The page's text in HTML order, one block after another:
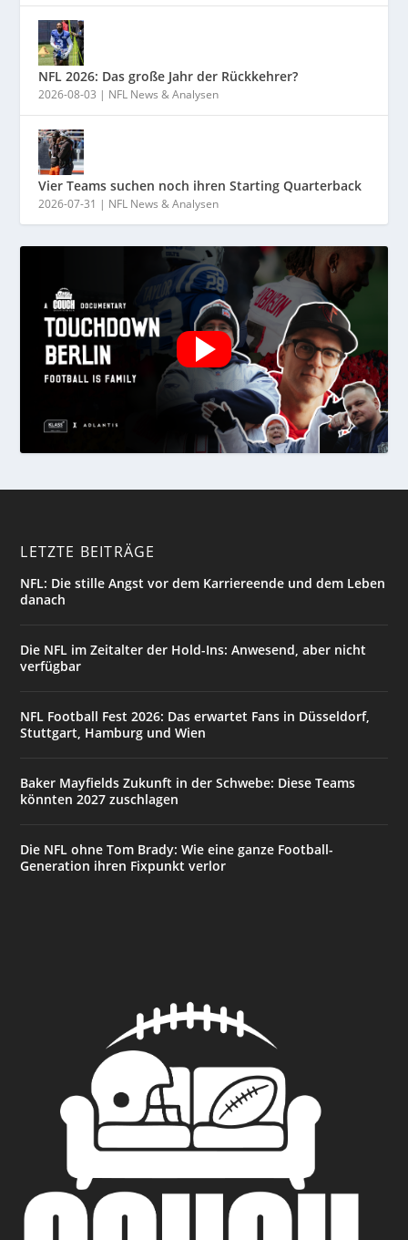
NFL 2026: Das große Jahr der Rückkehrer?
2026-08-03 | NFL News & Analysen
Vier Teams suchen noch ihren Starting Quarterback
2026-07-31 | NFL News & Analysen
LETZTE BEITRÄGE
NFL: Die stille Angst vor dem Karriereende und dem Leben
danach
Die NFL im Zeitalter der Hold-Ins: Anwesend, aber nicht
verfügbar
NFL Football Fest 2026: Das erwartet Fans in Düsseldorf,
Stuttgart, Hamburg und Wien
Baker Mayfields Zukunft in der Schwebe: Diese Teams
könnten 2027 zuschlagen
Die NFL ohne Tom Brady: Wie eine ganze Football-
Generation ihren Fixpunkt verlor